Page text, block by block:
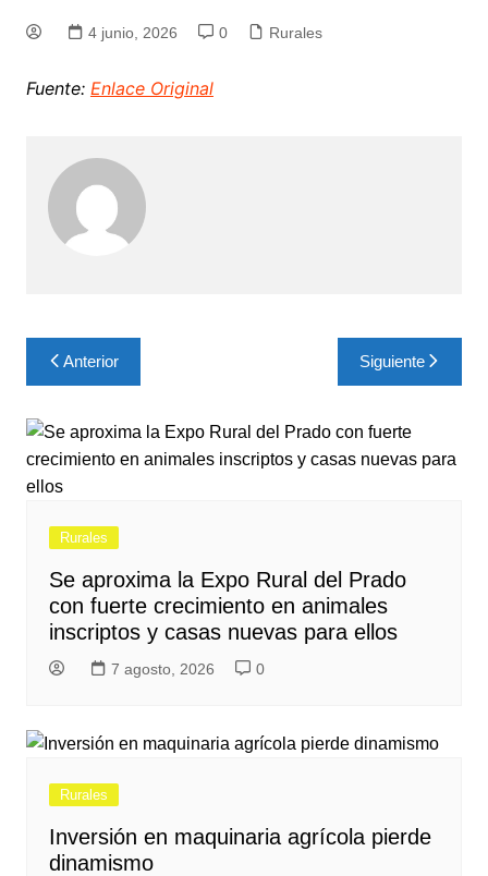
4 junio, 2026 0 Rurales
Fuente: Enlace Original
Navegación
de
entradas
Anterior Siguiente
Rurales
Se aproxima la Expo Rural del Prado
con fuerte crecimiento en animales
inscriptos y casas nuevas para ellos
7 agosto, 2026 0
Rurales
Inversión en maquinaria agrícola pierde
dinamismo